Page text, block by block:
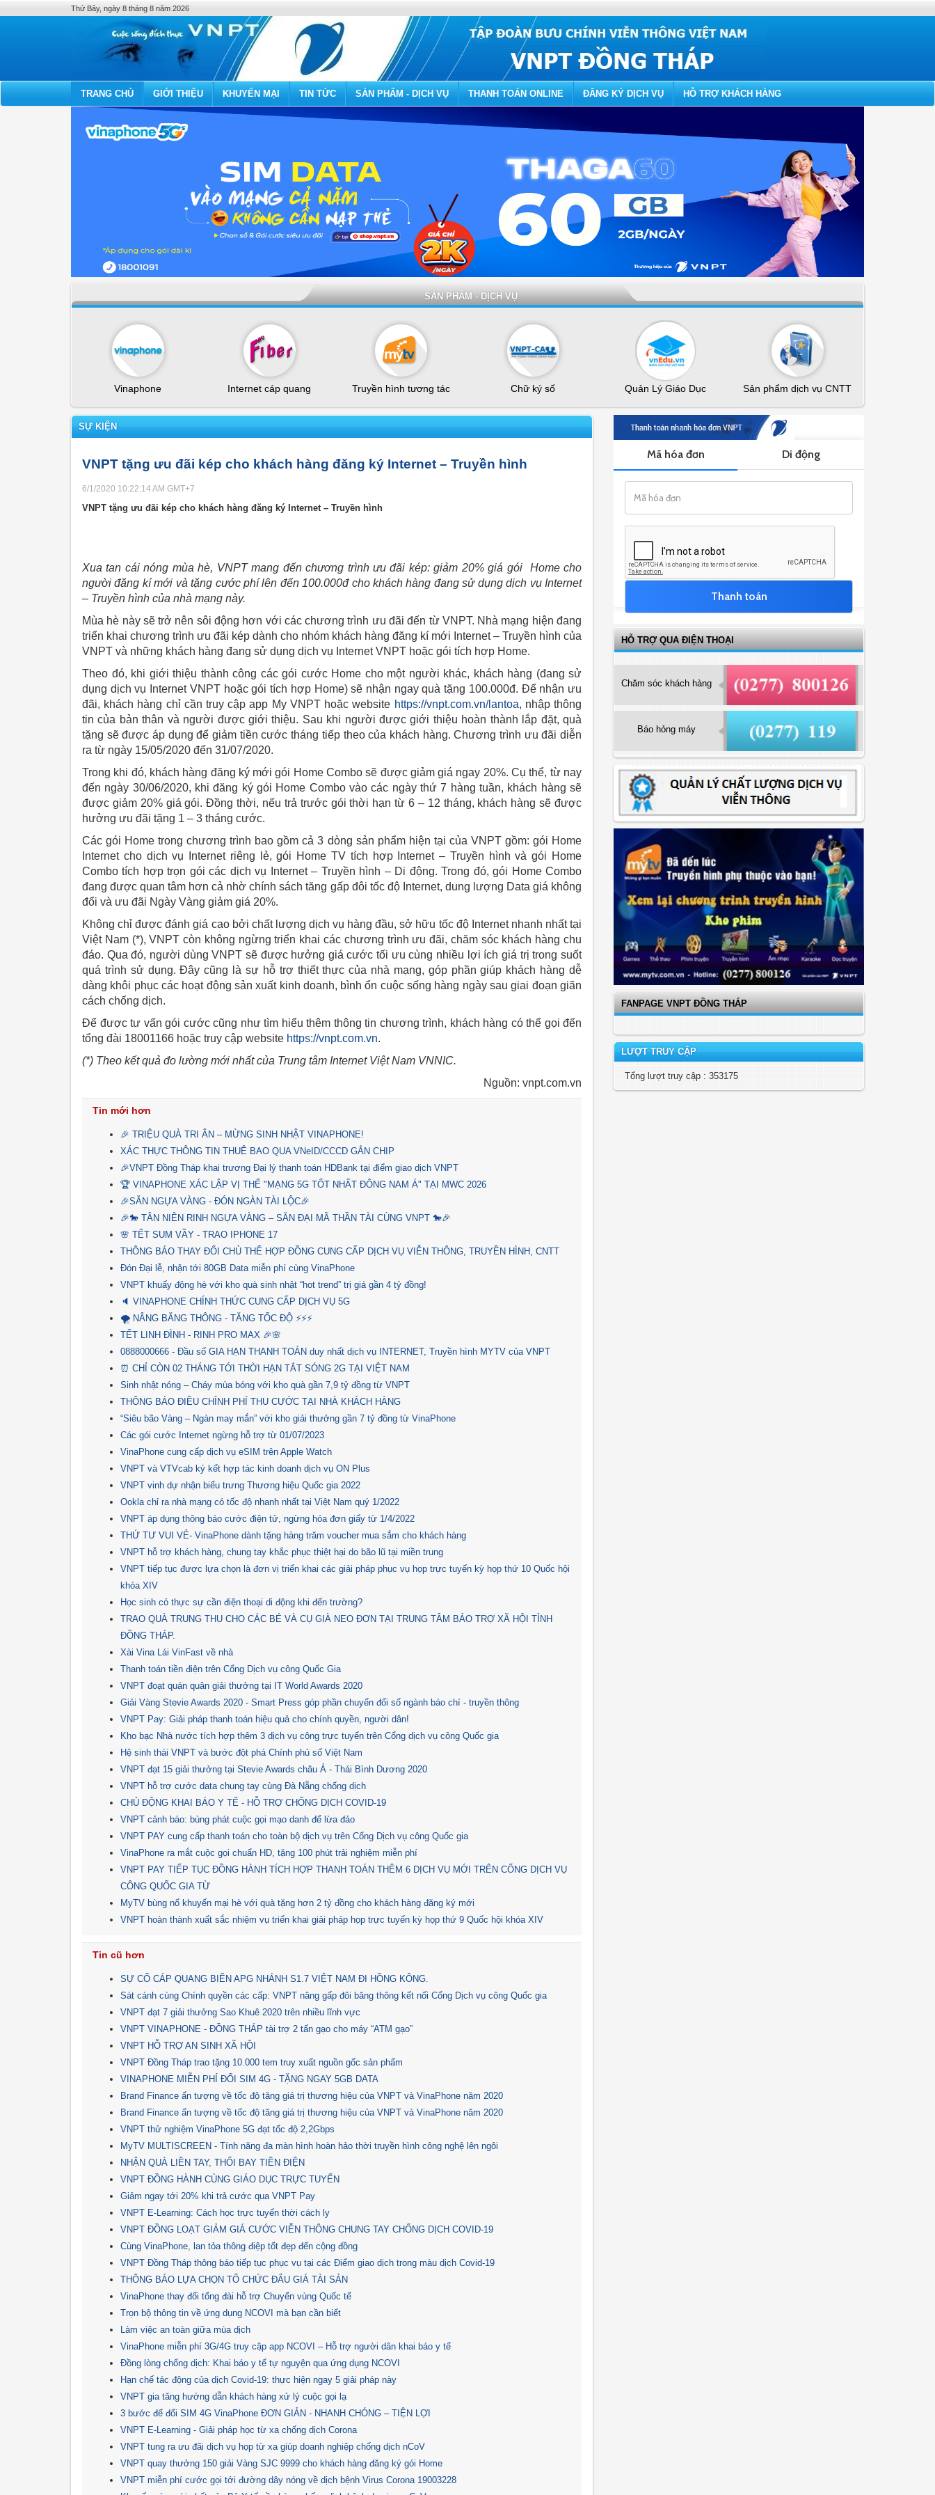
Thứ Bảy, ngày 8 tháng 8 năm 2026
TRANG CHỦ GIỚI THIỆU KHUYẾN MẠI TIN TỨC SẢN PHẨM - DỊCH VỤ THANH TOÁN ONLINE ĐĂNG KÝ DỊCH VỤ HỖ TRỢ KHÁCH HÀNG
SẢN PHẨM - DỊCH VỤ
Vinaphone Internet cáp quang Truyền hình tương tác Chữ ký số Quản Lý Giáo Dục Sản phẩm dịch vụ CNTT
SỰ KIỆN
VNPT tặng ưu đãi kép cho khách hàng đăng ký Internet – Truyền hình
6/1/2020 10:22:14 AM GMT+7
VNPT tặng ưu đãi kép cho khách hàng đăng ký Internet – Truyền hình
Xua tan cái nóng mùa hè, VNPT mang đến chương trình ưu đãi kép: giảm 20% giá gói Home cho
người đăng kí mới và tặng cước phí lên đến 100.000đ cho khách hàng đang sử dụng dịch vụ Internet
– Truyền hình của nhà mạng này.
Mùa hè này sẽ trở nên sôi động hơn với các chương trình ưu đãi đến từ VNPT. Nhà mạng hiện đang
triển khai chương trình ưu đãi kép dành cho nhóm khách hàng đăng kí mới Internet – Truyền hình của
VNPT và những khách hàng đang sử dụng dịch vụ Internet VNPT hoặc gói tích hợp Home.
Theo đó, khi giới thiệu thành công các gói cước Home cho một người khác, khách hàng (đang sử
dụng dịch vụ Internet VNPT hoặc gói tích hợp Home) sẽ nhận ngay quà tặng 100.000đ. Để nhận ưu
đãi, khách hàng chỉ cần truy cập app My VNPT hoặc website https://vnpt.com.vn/lantoa, nhập thông
tin của bản thân và người được giới thiệu. Sau khi người được giới thiệu hoàn thành lắp đặt, quà
tặng sẽ được áp dụng để giảm tiền cước tháng tiếp theo của khách hàng. Chương trình ưu đãi diễn
ra từ ngày 15/05/2020 đến 31/07/2020.
Trong khi đó, khách hàng đăng ký mới gói Home Combo sẽ được giảm giá ngay 20%. Cụ thể, từ nay
đến ngày 30/06/2020, khi đăng ký gói Home Combo vào các ngày thứ 7 hàng tuần, khách hàng sẽ
được giảm 20% giá gói. Đồng thời, nếu trả trước gói thời hạn từ 6 – 12 tháng, khách hàng sẽ được
hưởng ưu đãi tặng 1 – 3 tháng cước.
Các gói Home trong chương trình bao gồm cả 3 dòng sản phẩm hiện tại của VNPT gồm: gói Home
Internet cho dịch vụ Internet riêng lẻ, gói Home TV tích hợp Internet – Truyền hình và gói Home
Combo tích hợp trọn gói các dịch vụ Internet – Truyền hình – Di động. Trong đó, gói Home Combo
đang được quan tâm hơn cả nhờ chính sách tăng gấp đôi tốc độ Internet, dung lượng Data giá không
đổi và ưu đãi Ngày Vàng giảm giá 20%.
Không chỉ được đánh giá cao bởi chất lượng dịch vụ hàng đầu, sở hữu tốc độ Internet nhanh nhất tại
Việt Nam (*), VNPT còn không ngừng triển khai các chương trình ưu đãi, chăm sóc khách hàng chu
đáo. Qua đó, người dùng VNPT sẽ được hưởng giá cước tối ưu cùng nhiều lợi ích giá trị trong suốt
quá trình sử dụng. Đây cũng là sự hỗ trợ thiết thực của nhà mạng, góp phần giúp khách hàng dễ
dàng khôi phục các hoạt động sản xuất kinh doanh, bình ổn cuộc sống hàng ngày sau giai đoạn giãn
cách chống dịch.
Để được tư vấn gói cước cũng như tìm hiểu thêm thông tin chương trình, khách hàng có thể gọi đến
tổng đài 18001166 hoặc truy cập website https://vnpt.com.vn.
(*) Theo kết quả đo lường mới nhất của Trung tâm Internet Việt Nam VNNIC.
Nguồn: vnpt.com.vn
Tin mới hơn
🎉 TRIỆU QUÀ TRI ÂN – MỪNG SINH NHẬT VINAPHONE!
XÁC THỰC THÔNG TIN THUÊ BAO QUA VNeID/CCCD GẮN CHIP
🎉VNPT Đồng Tháp khai trương Đại lý thanh toán HDBank tại điểm giao dịch VNPT
🏆 VINAPHONE XÁC LẬP VỊ THẾ "MẠNG 5G TỐT NHẤT ĐÔNG NAM Á" TẠI MWC 2026
🎉SĂN NGỰA VÀNG - ĐÓN NGÀN TÀI LỘC🎉
🎉🐎 TÂN NIÊN RINH NGỰA VÀNG – SĂN ĐẠI MÃ THẦN TÀI CÙNG VNPT 🐎🎉
🌸 TẾT SUM VẦY - TRAO IPHONE 17
THÔNG BÁO THAY ĐỔI CHỦ THỂ HỢP ĐỒNG CUNG CẤP DỊCH VỤ VIỄN THÔNG, TRUYỀN HÌNH, CNTT
Đón Đại lễ, nhận tới 80GB Data miễn phí cùng VinaPhone
VNPT khuấy động hè với kho quà sinh nhật “hot trend” trị giá gần 4 tỷ đồng!
🔈 VINAPHONE CHÍNH THỨC CUNG CẤP DỊCH VỤ 5G
🌪 NÂNG BĂNG THÔNG - TĂNG TỐC ĐỘ ⚡⚡⚡
TẾT LINH ĐÌNH - RINH PRO MAX ️🎉🌸
0888000666 - Đầu số GIA HẠN THANH TOÁN duy nhất dịch vụ INTERNET, Truyền hình MYTV của VNPT
⏰ CHỈ CÒN 02 THÁNG TỚI THỜI HẠN TẮT SÓNG 2G TẠI VIỆT NAM
Sinh nhật nóng – Cháy mùa bóng với kho quà gần 7,9 tỷ đồng từ VNPT
THÔNG BÁO ĐIỀU CHỈNH PHÍ THU CƯỚC TẠI NHÀ KHÁCH HÀNG
“Siêu bão Vàng – Ngàn may mắn” với kho giải thưởng gần 7 tỷ đồng từ VinaPhone
Các gói cước Internet ngừng hỗ trợ từ 01/07/2023
VinaPhone cung cấp dịch vụ eSIM trên Apple Watch
VNPT và VTVcab ký kết hợp tác kinh doanh dịch vụ ON Plus
VNPT vinh dự nhận biểu trưng Thương hiệu Quốc gia 2022
Ookla chỉ ra nhà mạng có tốc độ nhanh nhất tại Việt Nam quý 1/2022
VNPT áp dụng thông báo cước điện tử, ngừng hóa đơn giấy từ 1/4/2022
THỨ TƯ VUI VẺ- VinaPhone dành tặng hàng trăm voucher mua sắm cho khách hàng
VNPT hỗ trợ khách hàng, chung tay khắc phục thiệt hại do bão lũ tại miền trung
VNPT tiếp tục được lựa chọn là đơn vị triển khai các giải pháp phục vụ họp trực tuyến kỳ họp thứ 10 Quốc hội
khóa XIV
Học sinh có thực sự cần điện thoại di động khi đến trường?
TRAO QUÀ TRUNG THU CHO CÁC BÉ VÀ CỤ GIÀ NEO ĐƠN TẠI TRUNG TÂM BẢO TRỢ XÃ HỘI TỈNH
ĐỒNG THÁP.
Xài Vina Lái VinFast về nhà
Thanh toán tiền điện trên Cổng Dịch vụ công Quốc Gia
VNPT đoạt quán quân giải thưởng tại IT World Awards 2020
Giải Vàng Stevie Awards 2020 - Smart Press góp phần chuyển đổi số ngành báo chí - truyền thông
VNPT Pay: Giải pháp thanh toán hiệu quả cho chính quyền, người dân!
Kho bạc Nhà nước tích hợp thêm 3 dịch vụ công trực tuyến trên Cổng dịch vụ công Quốc gia
Hệ sinh thái VNPT và bước đột phá Chính phủ số Việt Nam
VNPT đạt 15 giải thưởng tại Stevie Awards châu Á - Thái Bình Dương 2020
VNPT hỗ trợ cước data chung tay cùng Đà Nẵng chống dịch
CHỦ ĐỘNG KHAI BÁO Y TẾ - HỖ TRỢ CHỐNG DỊCH COVID-19
VNPT cảnh báo: bùng phát cuộc gọi mạo danh để lừa đảo
VNPT PAY cung cấp thanh toán cho toàn bộ dịch vụ trên Cổng Dịch vụ công Quốc gia
VinaPhone ra mắt cuộc gọi chuẩn HD, tặng 100 phút trải nghiệm miễn phí
VNPT PAY TIẾP TỤC ĐỒNG HÀNH TÍCH HỢP THANH TOÁN THÊM 6 DỊCH VỤ MỚI TRÊN CỔNG DỊCH VỤ
CÔNG QUỐC GIA TỪ
MyTV bùng nổ khuyến mại hè với quà tặng hơn 2 tỷ đồng cho khách hàng đăng ký mới
VNPT hoàn thành xuất sắc nhiệm vụ triển khai giải pháp họp trực tuyến kỳ họp thứ 9 Quốc hội khóa XIV
Tin cũ hơn
SỰ CỐ CÁP QUANG BIỂN APG NHÁNH S1.7 VIỆT NAM ĐI HỒNG KÔNG.
Sát cánh cùng Chính quyền các cấp: VNPT nâng gấp đôi băng thông kết nối Cổng Dịch vụ công Quốc gia
VNPT đạt 7 giải thưởng Sao Khuê 2020 trên nhiều lĩnh vực
VNPT VINAPHONE - ĐỒNG THÁP tài trợ 2 tấn gạo cho máy “ATM gạo”
VNPT HỖ TRỢ AN SINH XÃ HỘI
VNPT Đồng Tháp trao tặng 10.000 tem truy xuất nguồn gốc sản phẩm
VINAPHONE MIỄN PHÍ ĐỔI SIM 4G - TẶNG NGAY 5GB DATA
Brand Finance ấn tượng về tốc độ tăng giá trị thương hiệu của VNPT và VinaPhone năm 2020
Brand Finance ấn tượng về tốc độ tăng giá trị thương hiệu của VNPT và VinaPhone năm 2020
VNPT thử nghiệm VinaPhone 5G đạt tốc độ 2,2Gbps
MyTV MULTISCREEN - Tính năng đa màn hình hoàn hảo thời truyền hình công nghệ lên ngôi
NHẬN QUÀ LIỀN TAY, THỔI BAY TIỀN ĐIỆN
VNPT ĐỒNG HÀNH CÙNG GIÁO DỤC TRỰC TUYẾN
Giảm ngay tới 20% khi trả cước qua VNPT Pay
VNPT E-Learning: Cách học trực tuyến thời cách ly
VNPT ĐỒNG LOẠT GIẢM GIÁ CƯỚC VIỄN THÔNG CHUNG TAY CHỐNG DỊCH COVID-19
Cùng VinaPhone, lan tỏa thông điệp tốt đẹp đến cộng đồng
VNPT Đồng Tháp thông báo tiếp tục phục vụ tại các Điểm giao dịch trong màu dịch Covid-19
THÔNG BÁO LỰA CHỌN TỔ CHỨC ĐẤU GIÁ TÀI SẢN
VinaPhone thay đổi tổng đài hỗ trợ Chuyển vùng Quốc tế
Trọn bộ thông tin về ứng dụng NCOVI mà bạn cần biết
Làm việc an toàn giữa mùa dịch
VinaPhone miễn phí 3G/4G truy cập app NCOVI – Hỗ trợ người dân khai báo y tế
Đồng lòng chống dịch: Khai báo y tế tự nguyện qua ứng dụng NCOVI
Hạn chế tác động của dịch Covid-19: thực hiện ngay 5 giải pháp này
VNPT gia tăng hướng dẫn khách hàng xử lý cuộc gọi lạ
3 bước để đổi SIM 4G VinaPhone ĐƠN GIẢN - NHANH CHÓNG – TIỆN LỢI
VNPT E-Learning - Giải pháp học từ xa chống dịch Corona
VNPT tung ra ưu đãi dịch vụ họp từ xa giúp doanh nghiệp chống dịch nCoV
VNPT quay thưởng 150 giải Vàng SJC 9999 cho khách hàng đăng ký gói Home
VNPT miễn phí cước gọi tới đường dây nóng về dịch bệnh Virus Corona 19003228
HỖ TRỢ QUA ĐIỆN THOẠI
Chăm sóc khách hàng
Báo hỏng máy
FANPAGE VNPT ĐỒNG THÁP
LƯỢT TRUY CẬP
Tổng lượt truy cập : 353175